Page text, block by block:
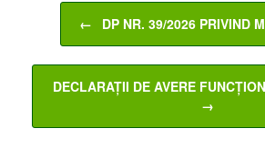
Post navigation
← DP NR. 39/2026 PRIVIND
DECLARAȚII DE AVERE
→